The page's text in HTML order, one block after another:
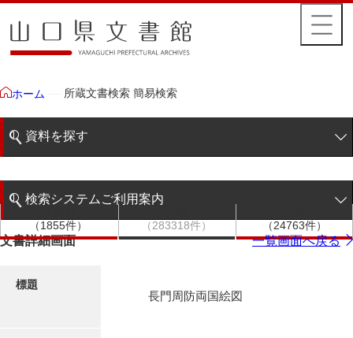
ホーム 所蔵文書検索 簡易検索
資料を探す
階層検索
検索システムご利用案内
検索システムの利用について
（1855件）
（283318件）
（24763件）
文書詳細画面 一覧画面へ戻る
標題
長門周防両国絵図